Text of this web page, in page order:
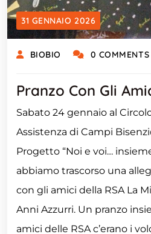
31 GENNAIO 2026
BIOBIO 0 COMMENTS
Pranzo Con Gli
Sabato 24 gennaio al
Assistenza di Campi
Progetto “Noi e voi…
abbiamo trascorso una
con gli amici della RSA La
Anni Azzurri. Un pranzo
amici delle RSA c’erano i